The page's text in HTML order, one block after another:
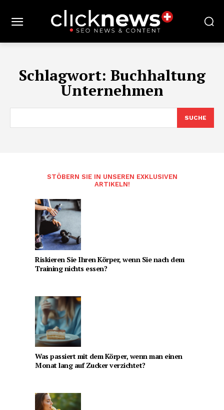
Schlagwort: Buchhaltung
Unternehmen
SUCHE
STÖBERN SIE IN UNSEREN EXKLUSIVEN
ARTIKELN!
Riskieren Sie Ihren Körper, wenn Sie nach dem
Training nichts essen?
Was passiert mit dem Körper, wenn man einen
Monat lang auf Zucker verzichtet?